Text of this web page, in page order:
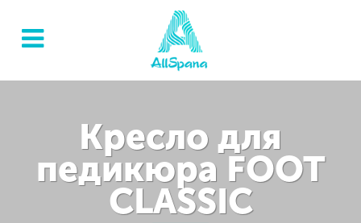
Кресло для
педикюра FOOT
CLASSIC